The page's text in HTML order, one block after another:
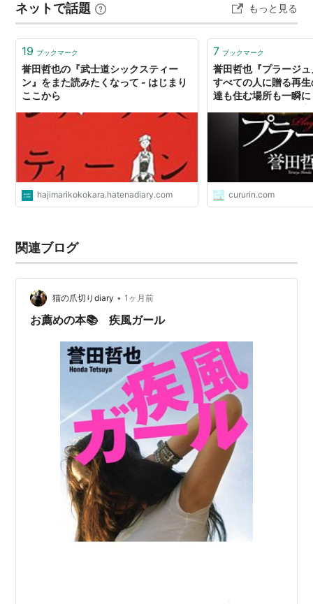
いですねｗ いや途中で、残が減っていく過程で今回はつ
なぎかと認知しましたが、それでもワクワクドキドキ…
ネットで話題 もっと見る
19 ブックマーク
誉田哲也の『武士道シックスティー
ン』をまた読みたくなって - はじまり
ここから
hajimarikokokara.hatenadiary.com
7 ブックマーク
誉田哲也『プラージ
すべての人に贈る再
達も住む場所も一瞬
交代制、仕切りはカ
し美味しい食事付き
だった。住人達はな
cururin.com
関連ブログ
猫の爪切りdiary • 1ヶ月前
お薦めの本📚 疾風ガール